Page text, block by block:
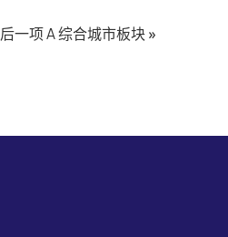
后一项 A 综合城市板块»